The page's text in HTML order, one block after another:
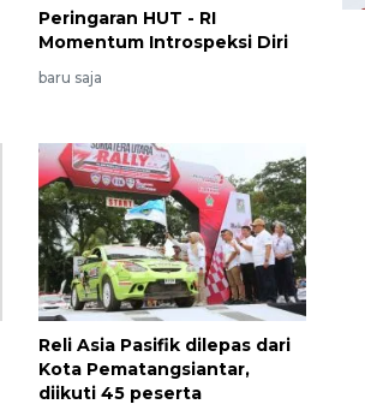
Peringaran HUT - RI
Momentum Introspeksi Diri
baru saja
Reli Asia Pasifik dilepas dari
Kota Pematangsiantar,
diikuti 45 peserta